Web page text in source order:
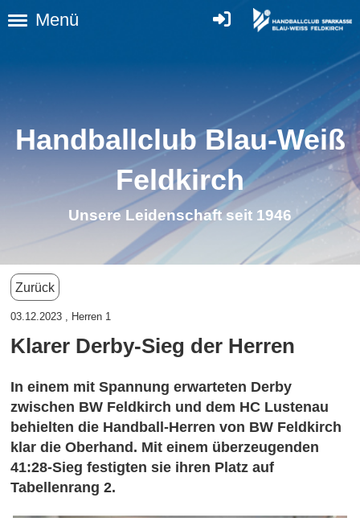
Menü
Handballclub Blau-Weiß
Feldkirch
Unsere Leidenschaft seit 1946
Zurück
03.12.2023 , Herren 1
Klarer Derby-Sieg der Herren
In einem mit Spannung erwarteten Derby
zwischen BW Feldkirch und dem HC Lustenau
behielten die Handball-Herren von BW Feldkirch
klar die Oberhand. Mit einem überzeugenden
41:28-Sieg festigten sie ihren Platz auf
Tabellenrang 2.